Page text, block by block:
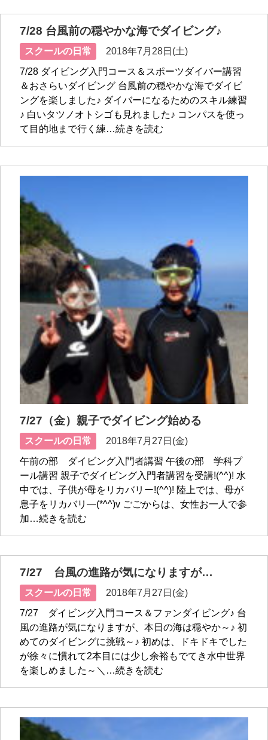
7/28 台風前の穏やかな海でダイビング♪
スクールの日常
2018年7月28日(土)
7/28 ダイビング入門コース＆スポーツダイバー講習
＆おさらいダイビング 台風前の穏やかな海でダイビ
ングを楽しました♪ ダイバーになるためのスキル練習
♪ 白いタツノオトシゴも見れました♪ コンパスを使っ
て目的地まで行く練…続きを読む
7/27（金）親子でダイビング始める
スクールの日常
2018年7月27日(金)
午前の部 ダイビング入門者講習 午後の部 学科プ
ール講習 親子でダイビング入門者講習を受講!(^^)! 水
中では、子供が母をリカバリー!(^^)! 陸上では、母が
息子をリカバリ―(*^^)v ごごからは、女性お一人で参
加…続きを読む
7/27 台風の進路が気になりますが…
スクールの日常
2018年7月27日(金)
7/27 ダイビング入門コース＆ファンダイビング♪ 台
風の進路が気になりますが、本日の海は穏やか～♪ 初
めてのダイビングに挑戦～♪ 初めは、ドキドキでした
が徐々に慣れて2本目には少し余裕もでてき水中世界
を楽しめました～＼…続きを読む